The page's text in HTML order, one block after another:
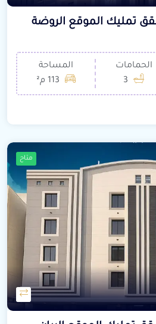
الحمامات
3
المساحة
113 م²
متاح